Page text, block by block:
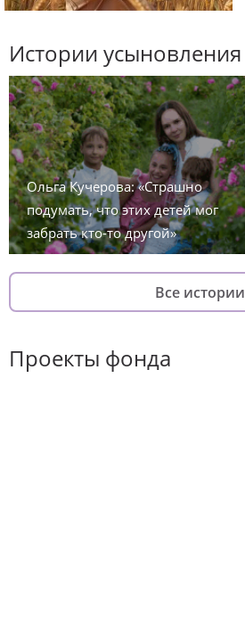
Истории усыновления
Ольга Кучерова: «Страшно
подумать, что этих детей мог
забрать кто-то другой»
Все истории
Проекты фонда